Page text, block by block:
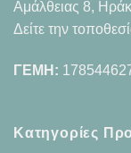
Αμάλθειας 8,
Δείτε την
ΓΕΜΗ:
Κατηγορίες